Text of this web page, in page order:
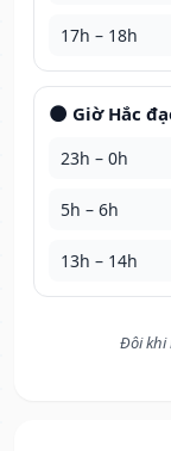
17h – 18h
🌑 Giờ Hắc
23h – 0h
5h – 6h
13h – 14h
Đôi khi